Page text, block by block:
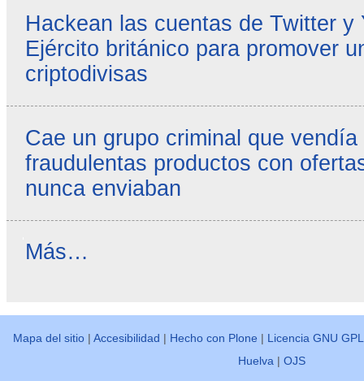
Hackean las cuentas de Twitter y
Ejército británico para promover
criptodivisas
Cae un grupo criminal que
fraudulentas productos con
nunca enviaban
Reseñas
Más…
Mapa del sitio |Accesibilidad | Hecho con Plone | Licencia GNU GPL
Huelva |OJS